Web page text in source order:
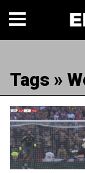
Tags »